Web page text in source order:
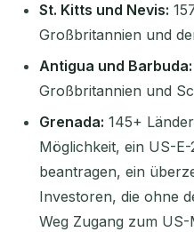
St. Kitts und Nevis:
Großbritannien und
Antigua und Barbuda:
Großbritannien und
Grenada: 145+
Möglichkeit, ein US-
beantragen, ein
Investoren, die ohne
Weg Zugang zum